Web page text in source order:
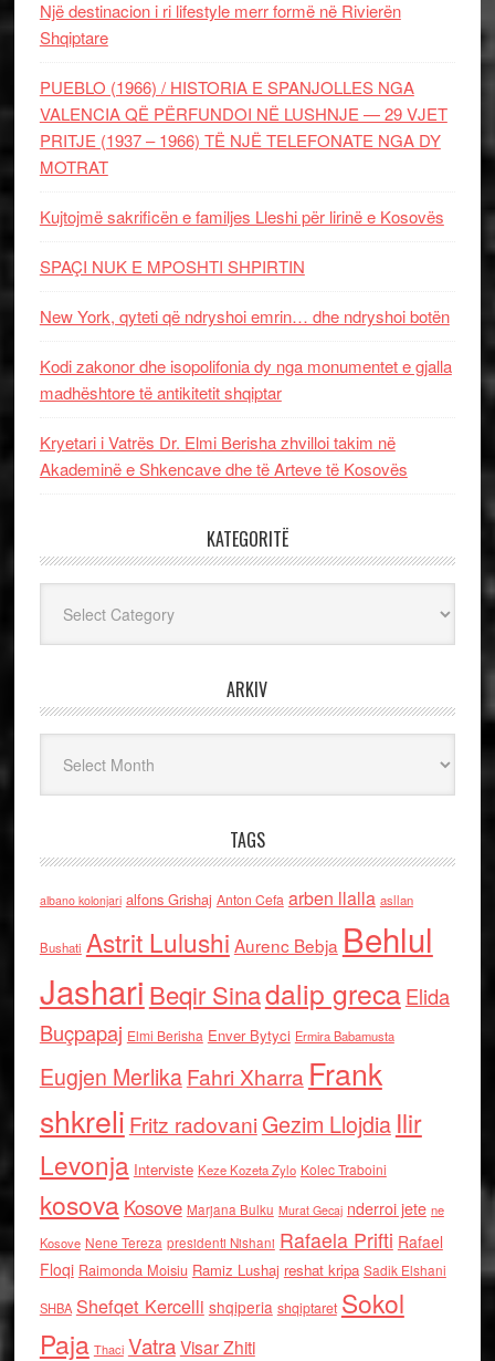
Një destinacion i ri lifestyle merr formë në Rivierën
Shqiptare
PUEBLO (1966) / HISTORIA E SPANJOLLES NGA
VALENCIA QË PËRFUNDOI NË LUSHNJE — 29 VJET
PRITJE (1937 – 1966) TË NJË TELEFONATE NGA DY
MOTRAT
Kujtojmë sakrificën e familjes Lleshi për lirinë e Kosovës
SPAÇI NUK E MPOSHTI SHPIRTIN
New York, qyteti që ndryshoi emrin… dhe ndryshoi botën
Kodi zakonor dhe isopolifonia dy nga monumentet e gjalla
madhështore të antikitetit shqiptar
Kryetari i Vatrës Dr. Elmi Berisha zhvilloi takim në
Akademinë e Shkencave dhe të Arteve të Kosovës
KATEGORITË
ARKIV
TAGS
albano kolonjari alfons Grishaj Anton Cefa arben llalla asllan
Bushati Astrit Lulushi Aurenc Bebja Behlul
Jashari Beqir Sinadalip grecaElida
Buçpapaj Elmi Berisha Enver Bytyci Ermira Babamusta
Eugjen MerlikaFahri Xharra Frank
shkreli Fritz radovaniGezim Llojdia Ilir
Levonja Interviste Keze Kozeta Zylo Kolec Traboini
kosova Kosove Marjana Bulku Murat Gecaj nderroi jete ne
Kosove Nene Tereza presidenti Nishani Rafaela Prifti Rafael
Floqi Raimonda Moisiu Ramiz Lushaj reshat kripa Sadik Elshani
SHBA Shefqet Kercelli shqiperia shqiptaret Sokol
Paja Thaci VatraVisar Zhiti